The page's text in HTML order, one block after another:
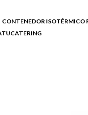
CONTENEDOR ISOTÉRMICO